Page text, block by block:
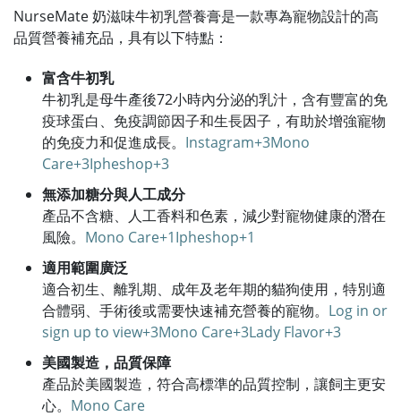
NurseMate 奶滋味牛初乳營養膏是一款專為寵物設計的高
品質營養補充品，具有以下特點：​
富含牛初乳
牛初乳是母牛產後72小時內分泌的乳汁，含有豐富的免
疫球蛋白、免疫調節因子和生長因子，有助於增強寵物
的免疫力和促進成長。​ Instagram+3Mono
Care+3Ipheshop+3
無添加糖分與人工成分
產品不含糖、人工香料和色素，減少對寵物健康的潛在
風險。​ Mono Care+1Ipheshop+1
適用範圍廣泛
適合初生、離乳期、成年及老年期的貓狗使用，特別適
合體弱、手術後或需要快速補充營養的寵物。​ Log in or
sign up to view+3Mono Care+3Lady Flavor+3
美國製造，品質保障
產品於美國製造，符合高標準的品質控制，讓飼主更安
心。​ Mono Care